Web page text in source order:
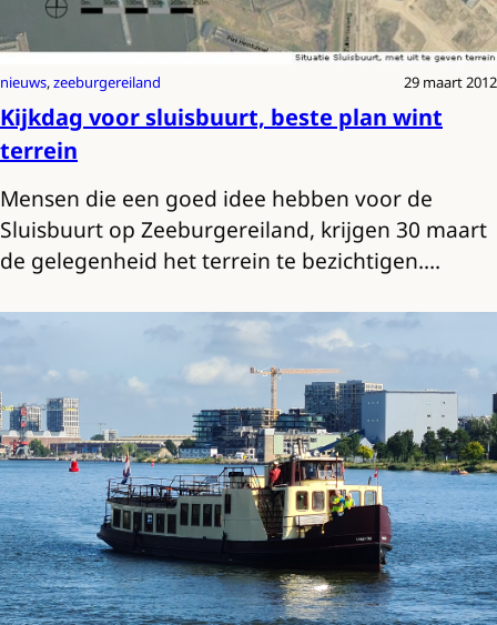
nieuws, zeeburgereiland 29 maart 2012
Kijkdag voor sluisbuurt, beste plan wint
terrein
Mensen die een goed idee hebben voor de
Sluisbuurt op Zeeburgereiland, krijgen 30 maart
de gelegenheid het terrein te bezichtigen.…